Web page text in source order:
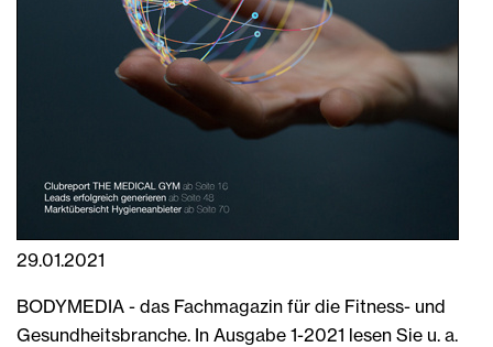
29.01.2021
BODYMEDIA - das Fachmagazin für die Fitness- und
Gesundheitsbranche. In Ausgabe 1-2021 lesen Sie u. a.